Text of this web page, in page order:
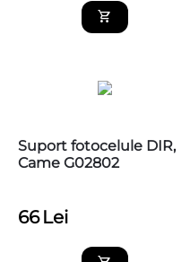
Suport fotocelule DIR,
Came G02802
66 Lei